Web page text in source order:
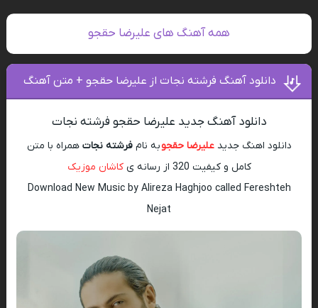
همه آهنگ های علیرضا حقجو
دانلود آهنگ فرشته نجات از علیرضا حقجو + متن آهنگ
دانلود آهنگ جدید علیرضا حقجو فرشته نجات
دانلود اهنگ جدیدعلیرضا حقجوبه نامفرشته نجات همراه با متن
کامل و کیفیت 320 از رسانه ی
کاشان موزیک
Download New Music by Alireza Haghjoo called Fereshteh
Nejat